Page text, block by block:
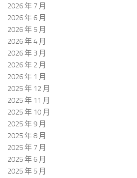
2026 年 7 月
2026 年 6 月
2026 年 5 月
2026 年 4 月
2026 年 3 月
2026 年 2 月
2026 年 1 月
2025 年 12 月
2025 年 11 月
2025 年 10 月
2025 年 9 月
2025 年 8 月
2025 年 7 月
2025 年 6 月
2025 年 5 月